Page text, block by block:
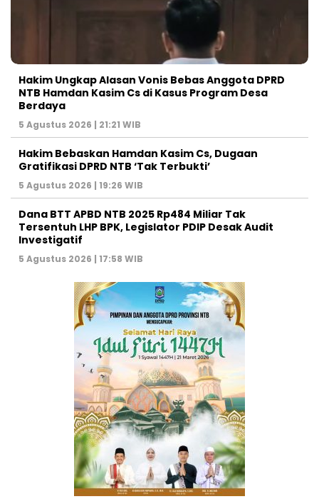
Hakim Ungkap Alasan Vonis Bebas Anggota DPRD
NTB Hamdan Kasim Cs di Kasus Program Desa
Berdaya
5 Agustus 2026 | 21:21 WIB
Hakim Bebaskan Hamdan Kasim Cs, Dugaan
Gratifikasi DPRD NTB ‘Tak Terbukti’
5 Agustus 2026 | 19:26 WIB
Dana BTT APBD NTB 2025 Rp484 Miliar Tak
Tersentuh LHP BPK, Legislator PDIP Desak Audit
Investigatif
5 Agustus 2026 | 17:58 WIB